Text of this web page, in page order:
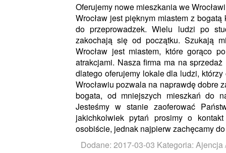
Oferujemy nowe mieszkania we
Wrocław jest pięknym miastem z
do przeprowadzek. Wielu ludzi po
zakochają się od początku. Szukają
Wrocław jest miastem, które gorąco
atrakcjami. Nasza firma ma na
dlatego oferujemy lokale dla ludzi,
Wrocławiu pozwala na naprawdę dobre
bogata, od mniejszych mieszkań do
Jesteśmy w stanie zaoferować
jakichkolwiek pytań prosimy o
osobiście, jednak najpierw zachęcamy
Dodane: 2017-03-03 Kategoria: Ajencja